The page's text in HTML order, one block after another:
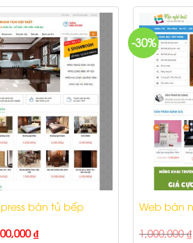
bán tủ bếp
₫
-30%
Web bán
1,000,000₫